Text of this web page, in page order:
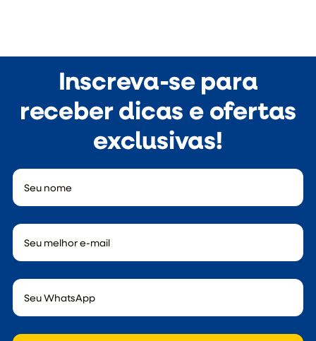
Inscreva-se para
receber dicas e ofertas
exclusivas!